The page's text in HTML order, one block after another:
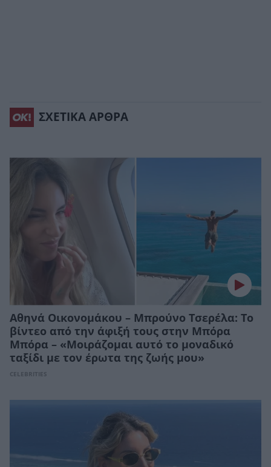
ΣΧΕΤΙΚΑ ΑΡΘΡΑ
Αθηνά Οικονομάκου – Μπρούνο Τσερέλα: Το
βίντεο από την άφιξή τους στην Μπόρα
Μπόρα – «Μοιράζομαι αυτό το μοναδικό
ταξίδι με τον έρωτα της ζωής μου»
CELEBRITIES